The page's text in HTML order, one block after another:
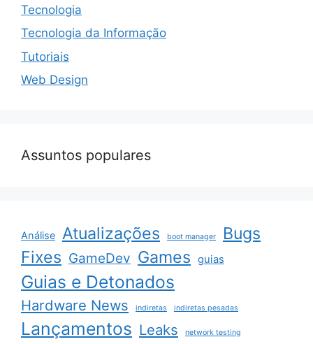
Tecnologia
Tecnologia da Informação
Tutoriais
Web Design
Assuntos populares
Análise Atualizações boot manager
Bugs
Fixes GameDev Games guias
Guias e Detonados
Hardware News indiretas indiretas pesadas
Lançamentos Leaks network testing